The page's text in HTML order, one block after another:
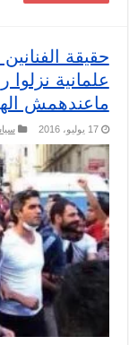
حقيقة
علمانية نزلوا
ماعندهمش
17 يوليو، 2016